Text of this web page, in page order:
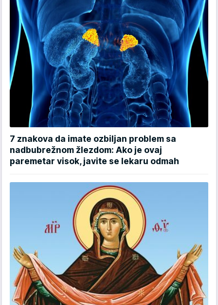
7 znakova da imate ozbiljan problem sa
nadbubrežnom žlezdom: Ako je ovaj
paremetar visok, javite se lekaru odmah